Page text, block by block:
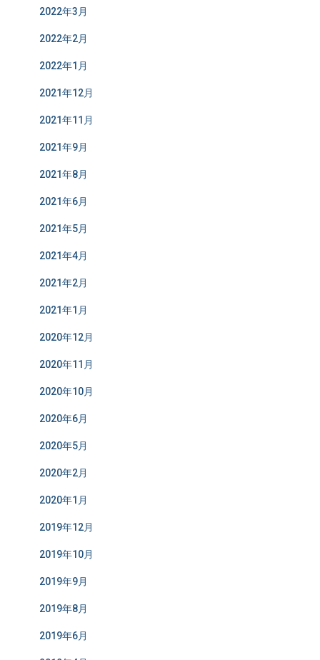
2022年3月
2022年2月
2022年1月
2021年12月
2021年11月
2021年9月
2021年8月
2021年6月
2021年5月
2021年4月
2021年2月
2021年1月
2020年12月
2020年11月
2020年10月
2020年6月
2020年5月
2020年2月
2020年1月
2019年12月
2019年10月
2019年9月
2019年8月
2019年6月